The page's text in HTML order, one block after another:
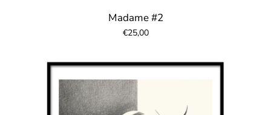
Madame #2
€25,00